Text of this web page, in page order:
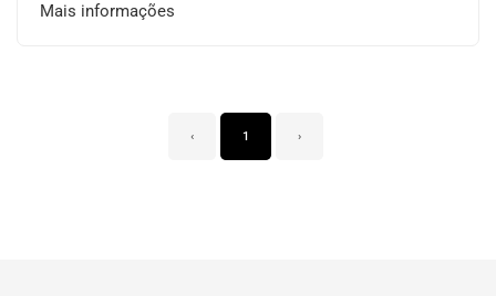
Mais informações
‹ 1 ›